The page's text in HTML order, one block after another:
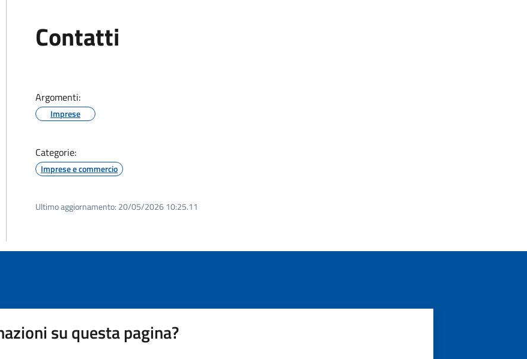
Contatti
Argomenti:
Imprese
Categorie:
Imprese e commercio
Ultimo aggiornamento: 20/05/2026 10:25.11
su questa pagina?